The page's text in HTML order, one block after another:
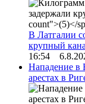
В Латгалии
крупный
16:54
Нападение в
арестах в